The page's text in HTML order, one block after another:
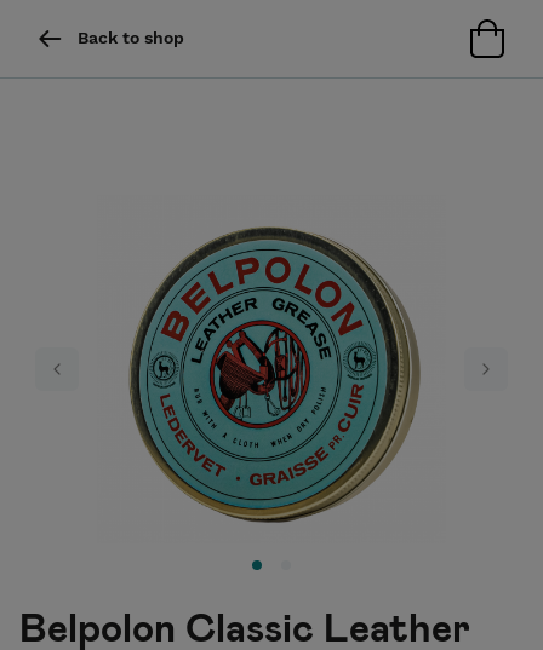
Back to shop
Previous Next
Belpolon Classic Leather